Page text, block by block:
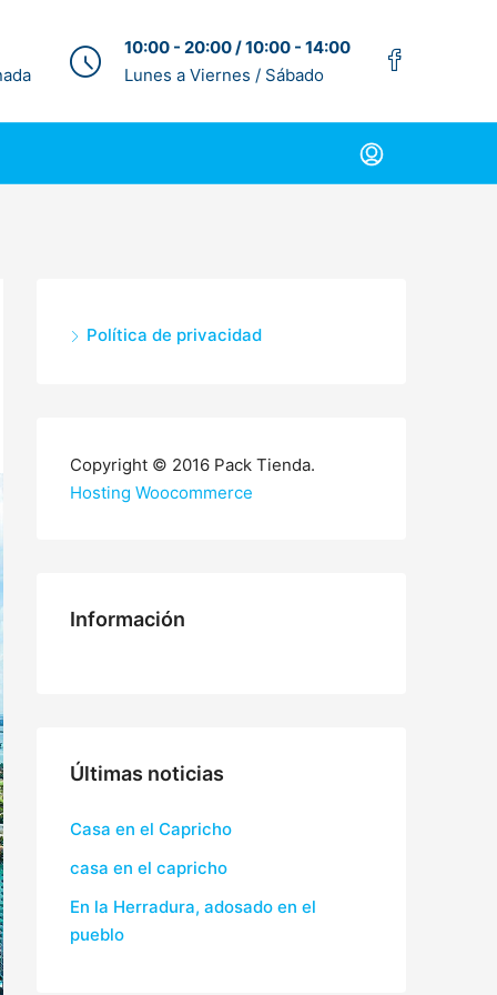
10:00 - 20:00 / 10:00 - 14:00
Lunes a Viernes / Sábado
Política de privacidad
Copyright © 2016 Pack Tienda.
Hosting Woocommerce
Información
Últimas noticias
Casa en el Capricho
casa en el capricho
En la Herradura, adosado en el
pueblo